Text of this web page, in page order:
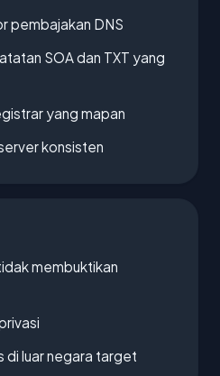
pembajakan DNS
SOA dan TXT yang
yang mapan
konsisten
membuktikan
di luar negara target